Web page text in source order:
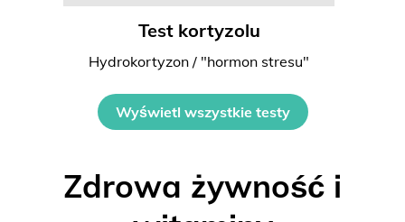
Test kortyzolu
Hydrokortyzon / "hormon stresu"
Wyświetl wszystkie testy
Zdrowa żywność i